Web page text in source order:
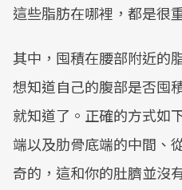
這些脂肪在哪裡，都是很
其中，囤積在腰部附近的
想知道自己的腹部是否囤
就知道了。正確的方式如
端以及肋骨底端的中間、
奇的，這和你的肚臍並沒